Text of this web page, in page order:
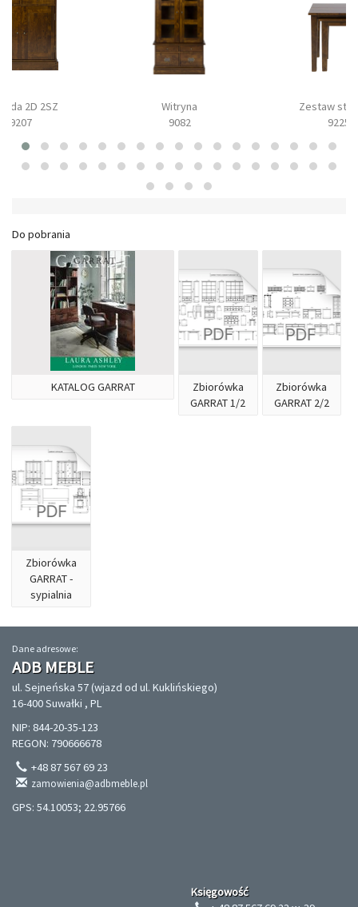
2D 2SZ
9207
Witryna
9082
Zestaw
9225
Do pobrania
KATALOG GARRAT
Zbiorówka
GARRAT 1/2
Zbiorówka
GARRAT 2/2
Zbiorówka
GARRAT -
sypialnia
Dane adresowe:
ADB MEBLE
ul. Sejneńska 57 (wjazd od ul. Kuklińskiego)
16-400 Suwałki , PL
NIP: 844-20-35-123
REGON: 790666678
+48 87 567 69 23
zamowienia@adbmeble.pl
GPS: 54.10053; 22.95766
Księgowość